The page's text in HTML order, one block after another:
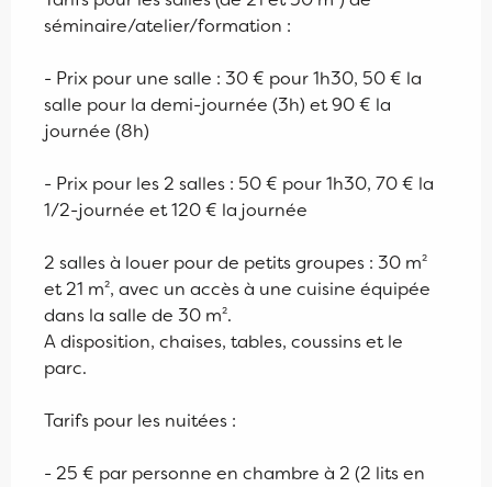
séminaire/atelier/formation :
- Prix pour une salle : 30 € pour 1h30, 50 € la
salle pour la demi-journée (3h) et 90 € la
journée (8h)
- Prix pour les 2 salles : 50 € pour 1h30, 70 € la
1/2-journée et 120 € la journée
2 salles à louer pour de petits groupes : 30 m²
et 21 m², avec un accès à une cuisine équipée
dans la salle de 30 m².
A disposition, chaises, tables, coussins et le
parc.
Tarifs pour les nuitées :
- 25 € par personne en chambre à 2 (2 lits en